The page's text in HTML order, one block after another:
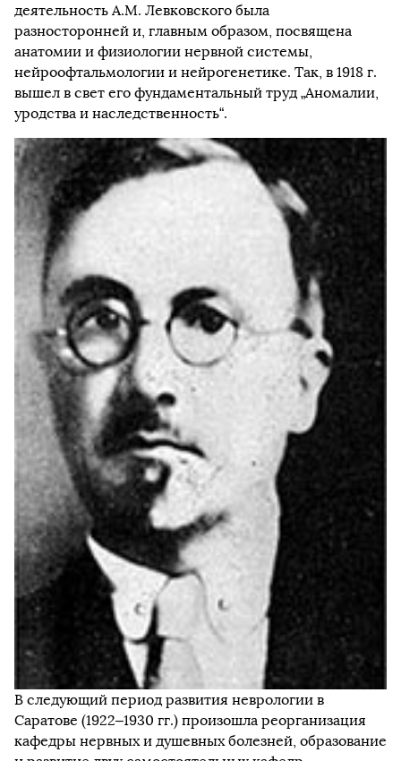
деятельность А.М. Левковского была
разносторонней и, главным образом, посвящена
анатомии и физиологии нервной системы,
нейроофтальмологии и нейрогенетике. Так, в 1918 г.
вышел в свет его фундаментальный труд „Аномалии,
уродства и наследственность“.
В следующий период развития неврологии в
Саратове (1922–1930 гг.) произошла реорганизация
кафедры нервных и душевных болезней, образование